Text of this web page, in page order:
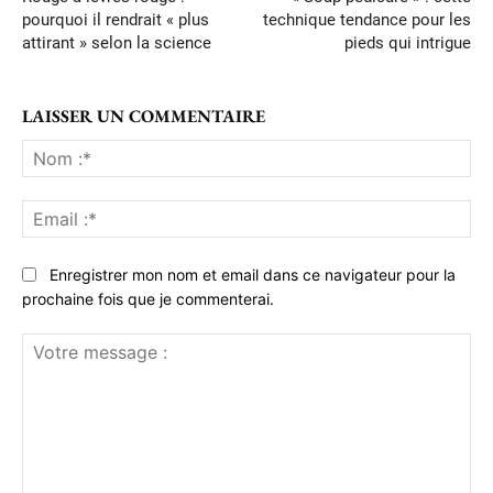
pourquoi il rendrait « plus
attirant » selon la science
technique tendance pour les
pieds qui intrigue
LAISSER UN COMMENTAIRE
:*
:*
Enregistrer mon nom et email dans ce navigateur pour la
prochaine fois que je commenterai.